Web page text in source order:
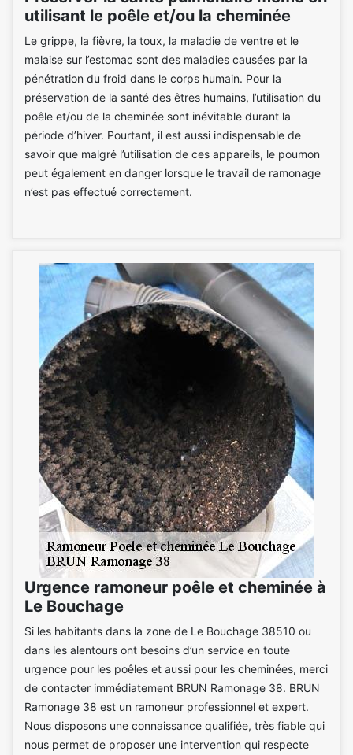
utilisant le poêle et/ou la cheminée
Le grippe, la fièvre, la toux, la maladie de ventre et le
malaise sur l’estomac sont des maladies causées par la
pénétration du froid dans le corps humain. Pour la
préservation de la santé des êtres humains, l’utilisation du
poêle et/ou de la cheminée sont inévitable durant la
période d’hiver. Pourtant, il est aussi indispensable de
savoir que malgré l’utilisation de ces appareils, le poumon
peut également en danger lorsque le travail de ramonage
n’est pas effectué correctement.
Urgence ramoneur poêle et cheminée à
Le Bouchage
Si les habitants dans la zone de Le Bouchage 38510 ou
dans les alentours ont besoins d’un service en toute
urgence pour les poêles et aussi pour les cheminées, merci
de contacter immédiatement BRUN Ramonage 38. BRUN
Ramonage 38 est un ramoneur professionnel et expert.
Nous disposons une connaissance qualifiée, très fiable qui
nous permet de proposer une intervention qui respecte